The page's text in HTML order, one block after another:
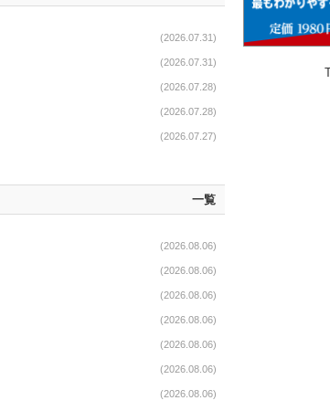
(2026.07.31)
(2026.07.31)
(2026.07.28)
(2026.07.28)
(2026.07.27)
一覧
(2026.08.06)
(2026.08.06)
(2026.08.06)
(2026.08.06)
(2026.08.06)
(2026.08.06)
(2026.08.06)